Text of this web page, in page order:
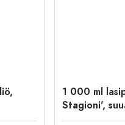
1 000 ml
Stagioni',